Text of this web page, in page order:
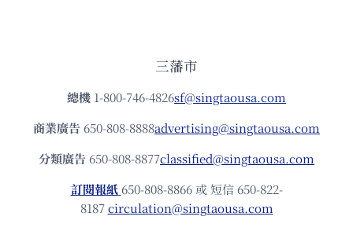
三藩市
總機 1-800-746-4826sf@singtaousa.com
商業廣告 650-808-8888advertising@singtaousa.com
分類廣告 650-808-8877classified@singtaousa.com
訂閱報紙 650-808-8866 或 短信 650-822-
8187circulation@singtaousa.com